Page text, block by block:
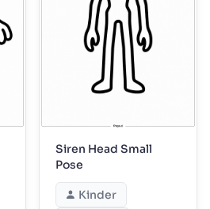
Siren Head Small
Pose
Kinder